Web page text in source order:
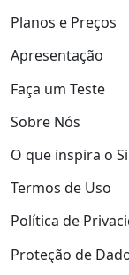
Planos e Preços
Apresentação
Faça um Teste
Sobre Nós
O que inspira o
Termos de Uso
Política de
Proteção de